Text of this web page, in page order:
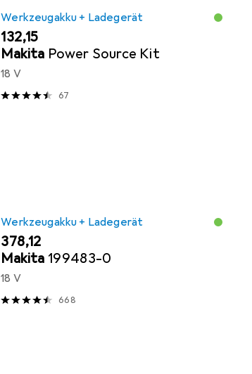
Werkzeugakku + Ladegerät
EUR
132,15
Makita Power Source Kit
18 V
67
Werkzeugakku + Ladegerät
EUR
378,12
Makita 199483-0
18 V
668